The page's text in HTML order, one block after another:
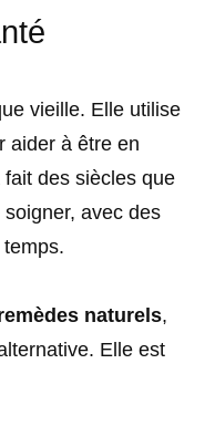
vieille. Elle utilise
aider à être en
des siècles que
soigner, avec des
naturels,
Elle est